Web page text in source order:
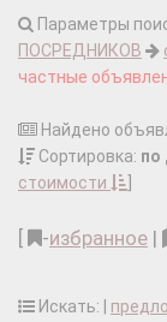
Параметры
ПОСРЕДНИКОВ
частные
Найдено
Сортировка: по
стоимости
-избранное |
Искать: |